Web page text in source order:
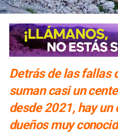
Detrás de las fallas
suman casi un
desde 2021, hay un
dueños muy